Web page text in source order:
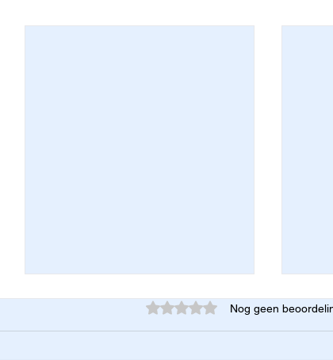
Beoordeeld met 0 uit 5 sterren.
Nog geen